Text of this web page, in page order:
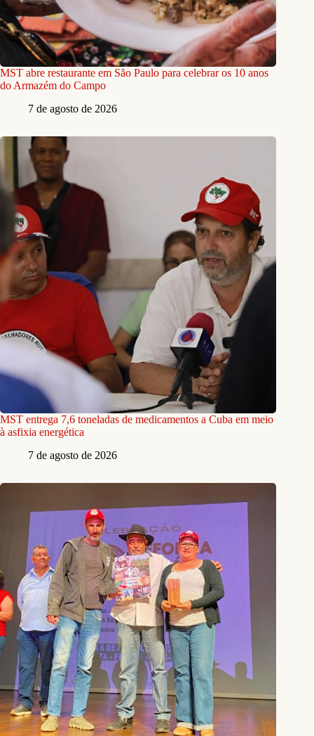
MST abre restaurante em São Paulo para celebrar os 10 anos
do Armazém do Campo
7 de agosto de 2026
MST entrega 7,6 toneladas de medicamentos a Cuba em meio
à asfixia energética
7 de agosto de 2026